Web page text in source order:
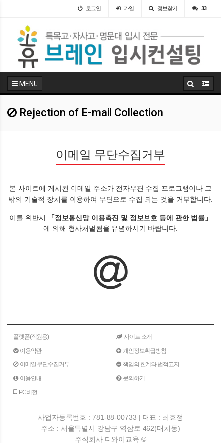
로그인 가입 정보찾기 33
MENU
Rejection of E-mail Collection
이메일 무단수집거부
본 사이트에 게시된 이메일 주소가 전자우편 수집 프로그램이나 그
밖의 기술적 장치를 이용하여 무단으로 수집 되는 것을 거부합니다.
이를 위반시
「정보통신망 이용촉진 및 정보보호 등에 관한 법률」
에 의해 형사처벌됨을 유념하시기 바랍니다.
플랫폼(직원용)
사이트 소개
이용약관
개인정보취급방침
이메일 무단수집거부
책임의 한계와 법적고지
이용안내
문의하기
PC버전
사업자등록번호 : 781-88-00733 | 대표 : 최효정
주소 : 서울특별시 강남구 역삼로 462(대치동)
주식회사 디와이교육 ©